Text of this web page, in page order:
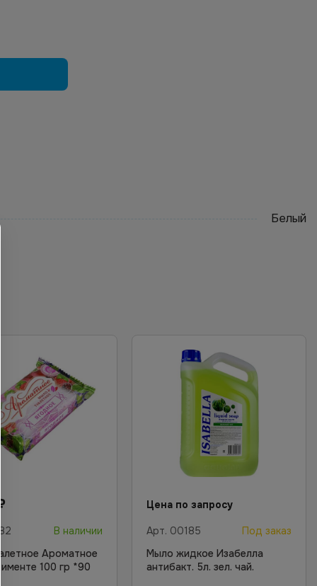
Белый
₽
В наличии
Ароматное
100 гр *90
Цена по запросу
Арт. 00185
Под заказ
Мыло жидкое Изабелла
антибакт. 5л. зел. чай.